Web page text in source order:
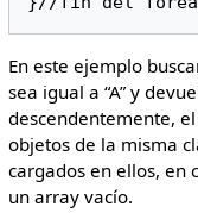
En este ejemplo
sea igual a “A” y
descendentemente,
objetos de la misma
cargados en ellos, en
un array vacío.